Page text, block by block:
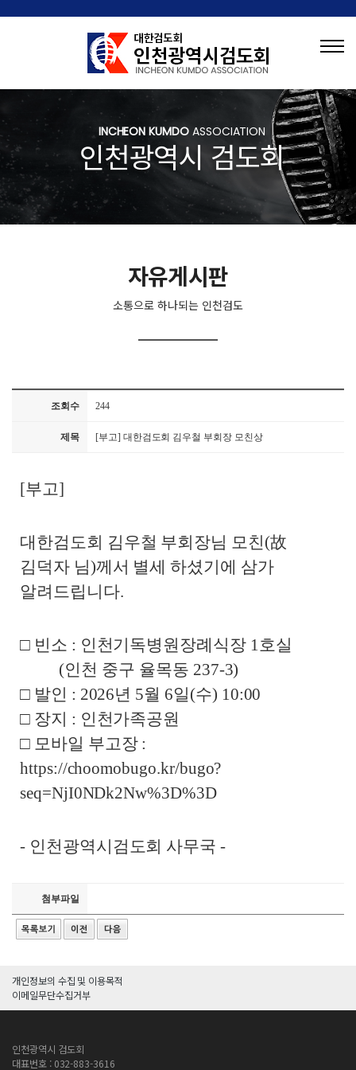
INCHEON KUMDOASSOCIATION
인천광역시 검도회
자유게시판
소통으로 하나되는 인천검도
조회수 244
제목 [부고] 대한검도회 김우철 부회장 모친상
[부고]
대한검도회 김우철 부회장님 모친(故
김덕자 님)께서 별세 하셨기에 삼가
알려드립니다.
□ 빈소 : 인천기독병원장례식장 1호실
(인천 중구 율목동 237-3)
□ 발인 : 2026년 5월 6일(수) 10:00
□ 장지 : 인천가족공원
□ 모바일 부고장 :
https://choomobugo.kr/bugo?
seq=NjI0NDk2Nw%3D%3D
- 인천광역시검도회 사무국 -
첨부파일
개인정보의 수집 및 이용목적
이메일무단수집거부
인천광역시 검도회
대표번호 : 032-883-3616